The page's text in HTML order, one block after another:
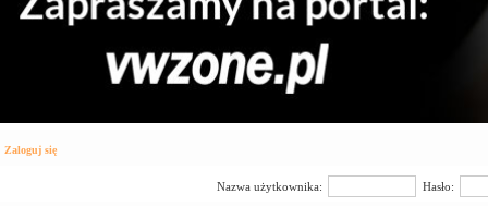
Zaloguj się
Nazwa użytkownika: Hasło: